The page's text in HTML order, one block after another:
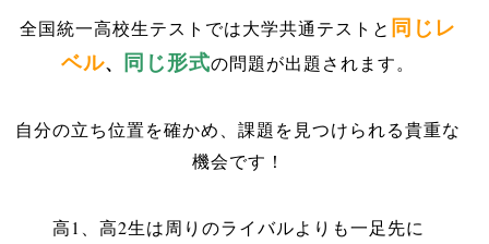
全国統一高校生テストでは大学共通テストと 同じレ
ベル、 同じ形式の問題が出題されます。
自分の立ち位置を確かめ、課題を見つけられる貴重な
機会です！
高1、高2生は周りのライバルよりも一足先に